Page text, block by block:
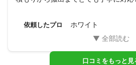
依頼したプロ ホワイト
口コミをもっと見